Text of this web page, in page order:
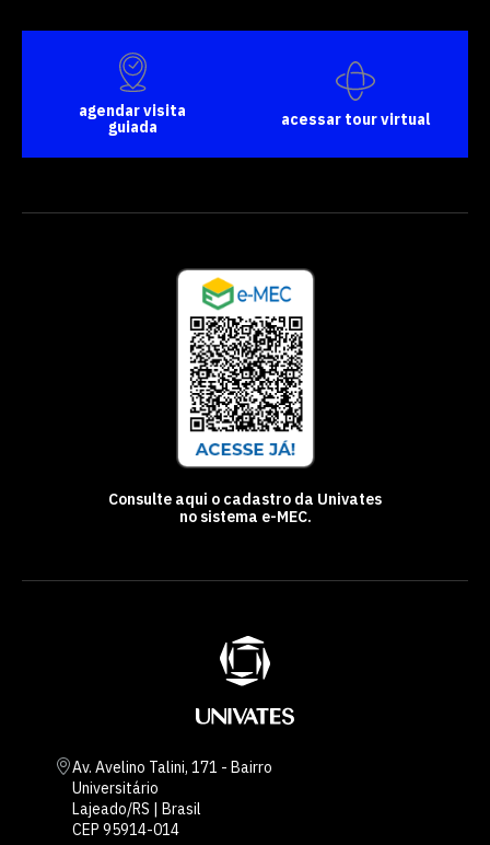
agendar visita
guiada
acessar tour virtual
Consulte aqui o cadastro da Univates
no sistema e-MEC.
Av. Avelino Talini, 171 - Bairro
Universitário
Lajeado/RS | Brasil
CEP 95914-014